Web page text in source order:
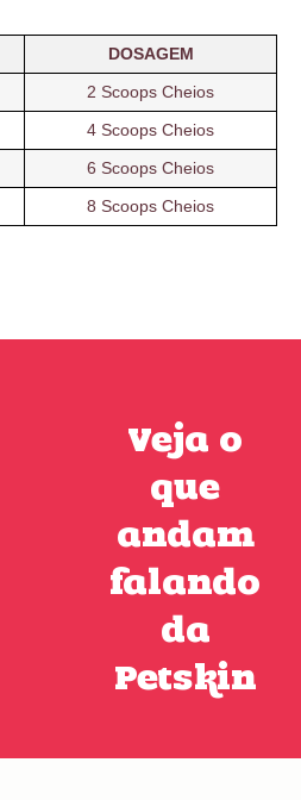
DOSAGEM
2 Scoops Cheios
4 Scoops Cheios
6 Scoops Cheios
8 Scoops Cheios
Veja o
que
andam
falando
da
Petskin